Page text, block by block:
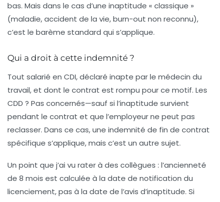
bas. Mais dans le cas d’une inaptitude « classique »
(maladie, accident de la vie, burn-out non reconnu),
c’est le barème standard qui s’applique.
Qui a droit à cette indemnité ?
Tout salarié en CDI, déclaré inapte par le médecin du
travail, et dont le contrat est rompu pour ce motif. Les
CDD ? Pas concernés—sauf si l’inaptitude survient
pendant le contrat et que l’employeur ne peut pas
reclasser. Dans ce cas, une indemnité de fin de contrat
spécifique s’applique, mais c’est un autre sujet.
Un point que j’ai vu rater à des collègues : l’ancienneté
de 8 mois est calculée à la date de notification du
licenciement, pas à la date de l’avis d’inaptitude. Si